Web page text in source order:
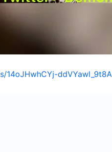
14oJHwhCYj-ddVYawl_9t8A